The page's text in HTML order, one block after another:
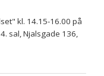
kl. 14.15-16.00 på
sal, Njalsgade 136,